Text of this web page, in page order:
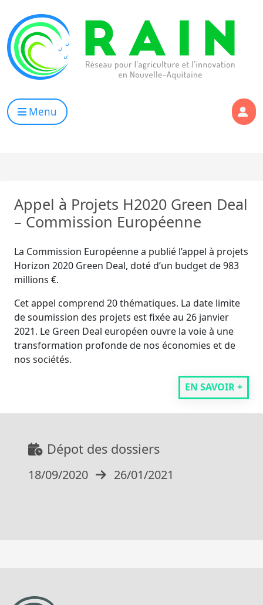
Menu
Appel à Projets H2020 Green Deal
– Commission Européenne
La Commission Européenne a publié l’appel à projets
Horizon 2020 Green Deal, doté d’un budget de 983
millions €.
Cet appel comprend 20 thématiques. La date limite
de soumission des projets est fixée au 26 janvier
2021. Le Green Deal européen ouvre la voie à une
transformation profonde de nos économies et de
nos sociétés.
EN SAVOIR +
Dépot des dossiers
18/09/2020 26/01/2021